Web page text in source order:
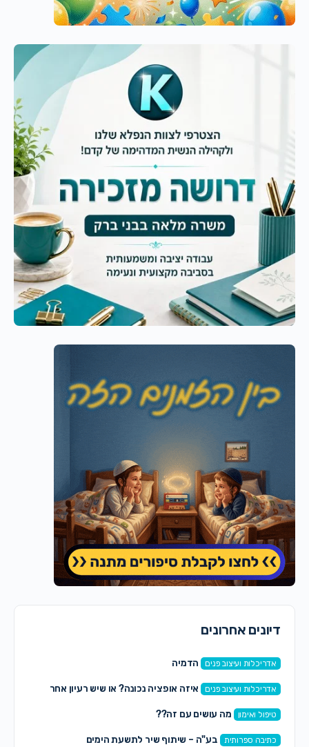
דיונים אחרונים
אדריכלות ועיצוב פנים הדמיה
אדריכלות ועיצוב פנים איזה אופציה נכונה? או שיש רעיון אחר
טיפול ואימון מה עושים עם זה??
כתיבה ספרותית בע"ה – שיתוף שיר לתשעת הימים